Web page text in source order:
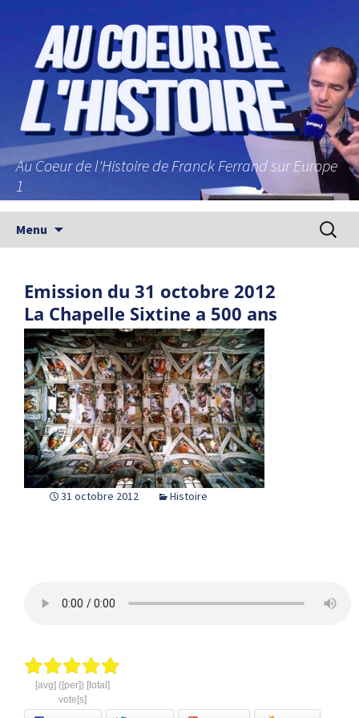
Au Coeur de l'Histoire de Franck Ferrand sur Europe
1
Menu
Emission du 31 octobre 2012
La Chapelle Sixtine a 500 ans
31 octobre 2012 Histoire
[avg] ([per]) [total]
vote[s]